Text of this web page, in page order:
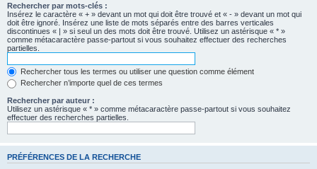
Rechercher par mots-clés :
Insérez le caractère « + » devant un mot qui doit être trouvé et « - » devant un mot qui
doit être ignoré. Insérez une liste de mots séparés entre des barres verticales
discontinues « | » si seul un des mots doit être trouvé. Utilisez un astérisque « * »
comme métacaractère passe-partout si vous souhaitez effectuer des recherches
partielles.
Rechercher tous les termes ou utiliser une question comme élément
Rechercher n’importe quel de ces termes
Rechercher par auteur :
Utilisez un astérisque « * » comme métacaractère passe-partout si vous souhaitez
effectuer des recherches partielles.
PRÉFÉRENCES DE LA RECHERCHE